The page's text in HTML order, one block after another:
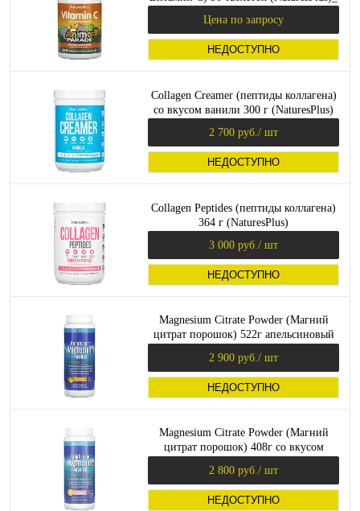
Цена по запросу
НЕДОСТУПНО
Collagen Creamer (пептиды коллагена)
со вкусом ванили 300 г (NaturesPlus)
2 700 руб. / шт
НЕДОСТУПНО
Collagen Peptides (пептиды коллагена)
364 г (NaturesPlus)
3 000 руб. / шт
НЕДОСТУПНО
Magnesium Citrate Powder (Магний
цитрат порошок) 522г апельсиновый
2 900 руб. / шт
НЕДОСТУПНО
Magnesium Citrate Powder (Магний
цитрат порошок) 408г со вкусом
2 800 руб. / шт
НЕДОСТУПНО